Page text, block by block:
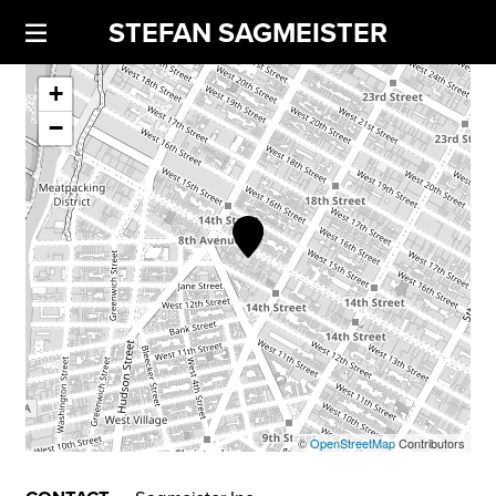
STEFAN SAGMEISTER
+
−
©OpenStreetMapContributors